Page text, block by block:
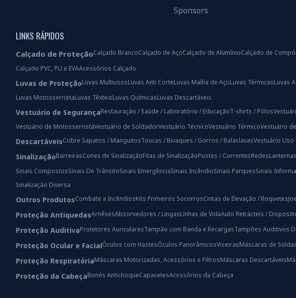
Sponsors
LINKS RÁPIDOS
Calçado de ProteçãoCalçado BrancoCalçado de AçoCalçado de AlumínioCalçado de
Calçado PVC, PU e EVAAcessórios Calçado
Luvas de ProteçãoLuvas MultiusosLuvas Anti CorteLuvas Malha de AçoLuvas TérmicasLuvas
Luvas MotosserristaLuvas TêxteisLuvas QuímicasLuvas Descartáveis
Vestuário de SegurançaRestauração / Saúde / Laboratório / EducaçãoT-shirts / Pólos
Vestuário de MotosserristaVestuário de SoldadorVestuário TécnicoVestuário TérmicoVestuário
DescartáveisCobre Sapatos / ManguitosToucas / Bivaques / Gorros / BalaclavasVestuário Uso
SinalizaçãoBarreirasCones de SinalizaçãoFitas de SinalizaçãoPostes / CorrentesRedes
Sinais CompostosSinais De TrânsitoSinais EmergênciaSinais IncêndioSinais ParquesSinais
Sinalização Diversa
Outros ProdutosCombate a IncêndiosKits Primeiros SocorrosCintas de Elevação / Roquetes
Proteção AntiquedasArnêsesAbsorvedores / LingasLinhas de VidaAuto Retrácteis /
Proteção AuditivaProtetores AuricularesTampão com Banda e RecargasTampões Auditivos
Proteção Ocular e FacialÓculos com HastesÓculos PanorâmicosViseirasMáscaras de
Proteção RespiratóriaMáscaras Motorizadas, Acessórios e FiltrosMáscaras Descartáveis
Proteção da CabeçaBonés AntichoqueCapacetesAcessórios da Cabeça